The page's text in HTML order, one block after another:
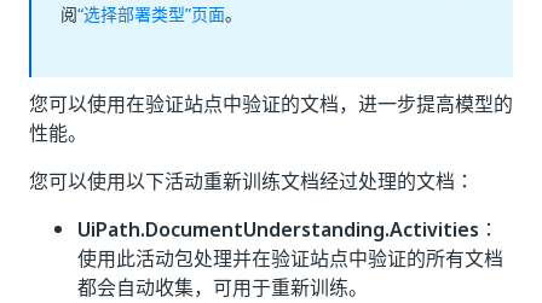
阅“选择部署类型”页面。
您可以使用在验证站点中验证的文档，进一步提高模型的
性能。
您可以使用以下活动重新训练文档经过处理的文档：
UiPath.DocumentUnderstanding.Activities ：
使用此活动包处理并在验证站点中验证的所有文档
都会自动收集，可用于重新训练。